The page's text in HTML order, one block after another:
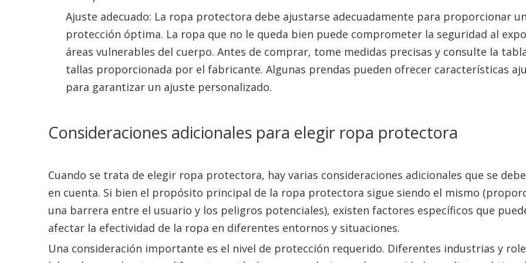
Ajuste adecuado: La ropa protectora debe ajustarse adecuadamente para proporcionar
protección óptima. La ropa que no le queda bien puede comprometer la seguridad al
áreas vulnerables del cuerpo. Antes de comprar, tome medidas precisas y consulte la
tallas proporcionada por el fabricante. Algunas prendas pueden ofrecer características
para garantizar un ajuste personalizado.
Consideraciones adicionales para elegir ropa protectora
Cuando se trata de elegir ropa protectora, hay varias consideraciones adicionales que se
en cuenta. Si bien el propósito principal de la ropa protectora sigue siendo el mismo
una barrera entre el usuario y los peligros potenciales), existen factores específicos que
afectar la efectividad de la ropa en diferentes entornos y situaciones.
Una consideración importante es el nivel de protección requerido. Diferentes industrias y